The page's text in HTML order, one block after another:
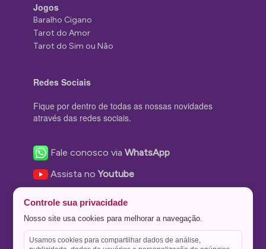
Jogos
Baralho Cigano
Tarot do Amor
Tarot do Sim ou Não
Redes Sociais
Fique por dentro de todas as nossas novidades
através das redes sociais.
Fale conosco viaWhatsApp
Assista noYoutube
Nos siga no Instagram
Nos siga noTwitter
Controle sua privacidade
Nosso site usa cookies para melhorar a navegação.
Usamos cookies para compartilhar dados de análise,